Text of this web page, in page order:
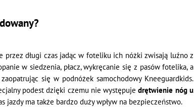
długi czas jadąc w foteliku ich nóżki zwisają luźno z
w siedzenia, płacz, wykręcanie się z pasów fotelika, a
się w podnóżek samochodowy Kneeguardkids.
podest dzięki czemu nie występujedrętwienie nóg u
jazdy ma także bardzo duży wpływ na bezpieczeństwo.